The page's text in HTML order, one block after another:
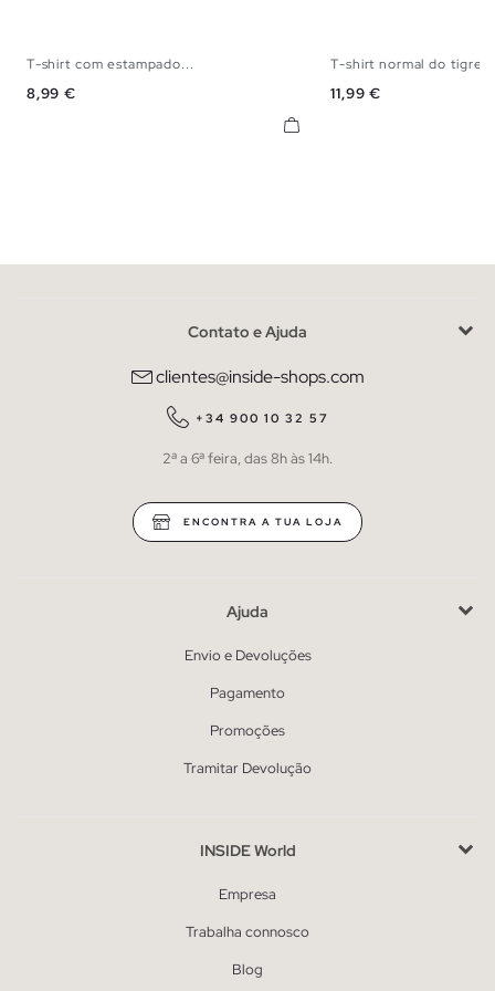
M
T-shirt com estampado...
Preço
8,99 €
T-shirt normal do tigre
Preço
11,99 €
Contato e Ajuda
clientes@inside-shops.com
+34 900 10 32 57
2ª a 6ª feira, das 8h às 14h.
ENCONTRA A TUA LOJA
Ajuda
Envio e Devoluções
Pagamento
Promoções
Tramitar Devolução
INSIDE World
Empresa
Trabalha connosco
Blog